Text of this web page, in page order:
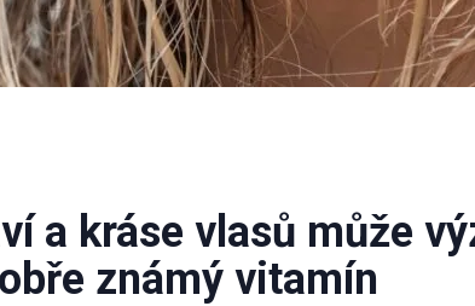
a kráse vlasů může
známý vitamín